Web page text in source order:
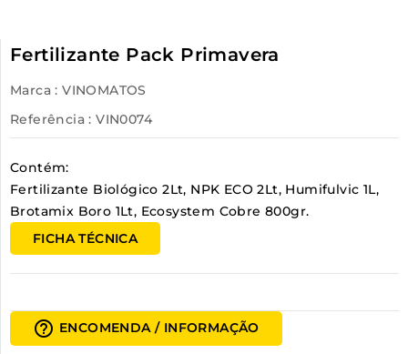
Fertilizante Pack Primavera
Marca : VINOMATOS
Referência : VIN0074
Contém:
Fertilizante Biológico 2Lt, NPK ECO 2Lt, Humifulvic 1L,
Brotamix Boro 1Lt, Ecosystem Cobre 800gr.
FICHA TÉCNICA
help_outline ENCOMENDA / INFORMAÇÃO